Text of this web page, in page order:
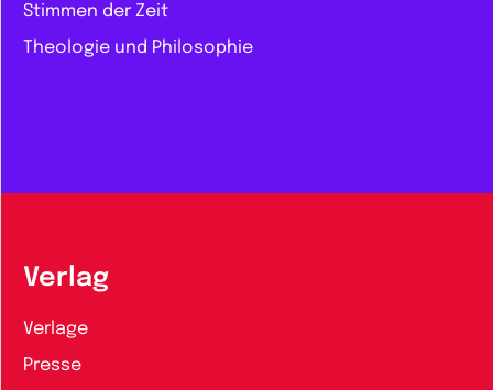
Stimmen der Zeit
Theologie und Philosophie
Verlag
Verlage
Presse